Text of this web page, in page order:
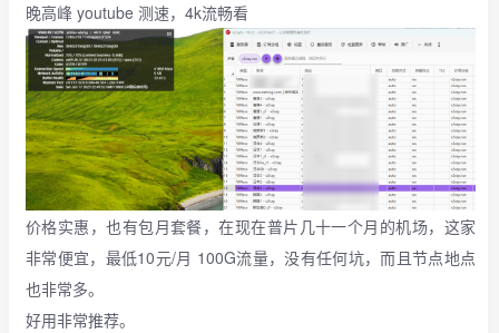
晚高峰 youtube 测速，4k流畅看
价格实惠，也有包月套餐，在现在普片几十一个月的机场，这家
非常便宜，最低10元/月 100G流量，没有任何坑，而且节点地点
也非常多。
好用非常推荐。